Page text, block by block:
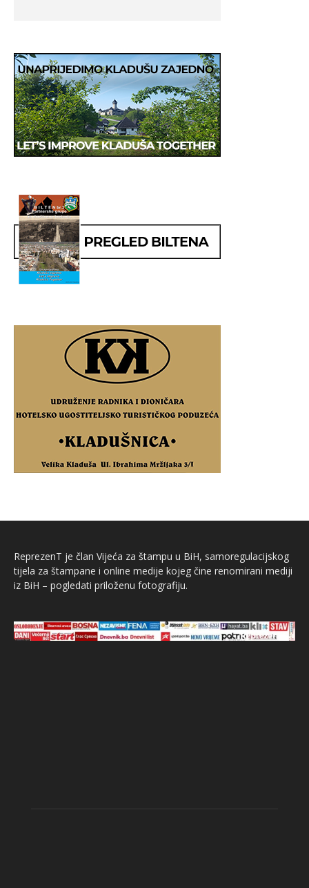
ReprezenT je član Vijeća za štampu u BiH, samoregulacijskog
tijela za štampane i online medije kojeg čine renomirani mediji
iz BiH – pogledati priloženu fotografiju.